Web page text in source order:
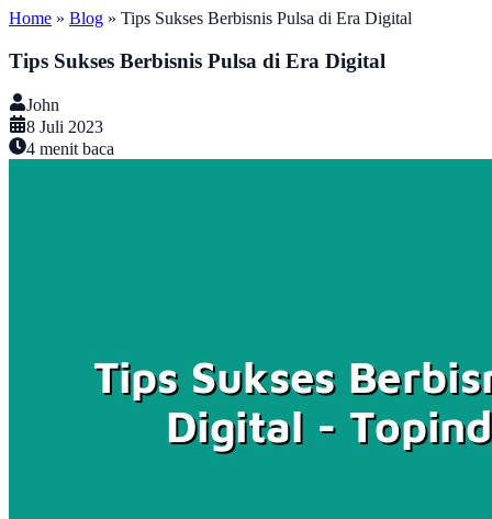
Home » Blog » Tips Sukses Berbisnis Pulsa di Era Digital
Tips Sukses Berbisnis Pulsa di Era Digital
John
8 Juli 2023
4 menit baca